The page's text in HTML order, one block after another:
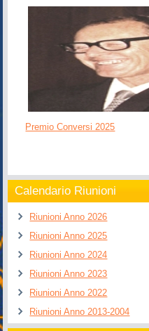
Premio Conversi 2025
Calendario Riunioni
Riunioni Anno 2026
Riunioni Anno 2025
Riunioni Anno 2024
Riunioni Anno 2023
Riunioni Anno 2022
Riunioni Anno 2013-2004